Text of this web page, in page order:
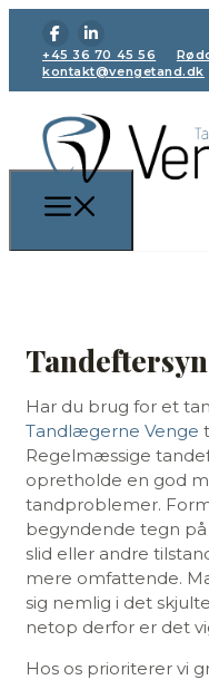
+45 36 70 45 56
kontakt@vengetand.dk
Har du brug for et
Tandlægerne Venge
Regelmæssige
opretholde en god
tandproblemer.
begyndende tegn
slid eller andre
mere omfattende.
sig nemlig i det
netop derfor er det
Hos os prioriterer vi